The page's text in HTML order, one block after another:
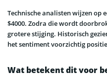
Technische analisten wijzen op
$4000. Zodra die wordt
grotere stijging. Historisch
het sentiment voorzichtig
Wat betekent dit voor